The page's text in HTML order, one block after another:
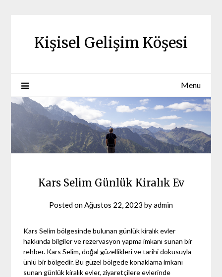
Kişisel Gelişim Köşesi
Menu
Kars Selim Günlük Kiralık Ev
Posted on Ağustos 22, 2023 byadmin
Kars Selim bölgesinde bulunan günlük kiralık evler
hakkında bilgiler ve rezervasyon yapma imkanı sunan bir
rehber. Kars Selim, doğal güzellikleri ve tarihi dokusuyla
ünlü bir bölgedir. Bu güzel bölgede konaklama imkanı
sunan günlük kiralık evler, ziyaretçilere evlerinde